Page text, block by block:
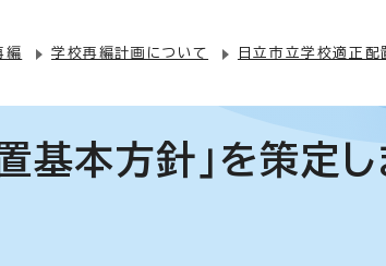
編 学校再編計画について 日立市立学校適正配
基本方針」を策定し